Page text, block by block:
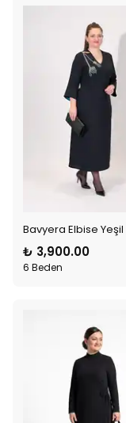
Bavyera Elbise Yeşil
₺ 3,900.00
6 Beden